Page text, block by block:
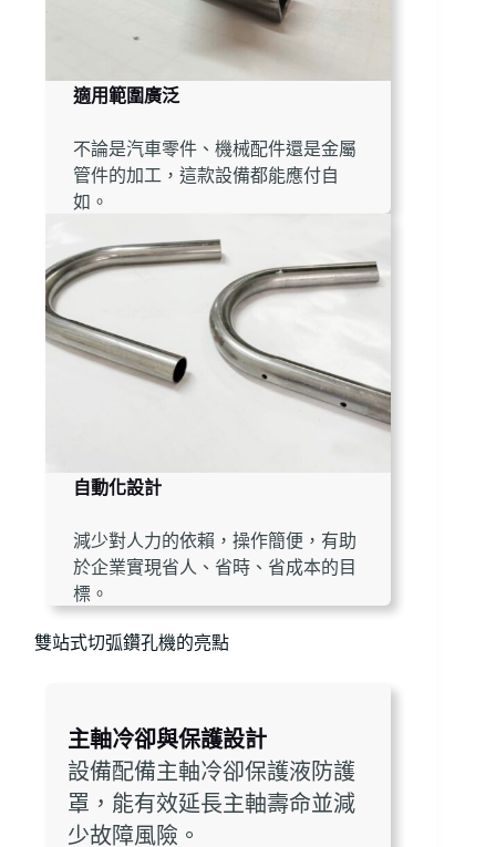
適用範圍廣泛
不論是汽車零件、機械配件還是金屬
管件的加工，這款設備都能應付自
如。
自動化設計
減少對人力的依賴，操作簡便，有助
於企業實現省人、省時、省成本的目
標。
雙站式切弧鑽孔機的亮點
主軸冷卻與保護設計
設備配備主軸冷卻保護液防護
罩，能有效延長主軸壽命並減
少故障風險。